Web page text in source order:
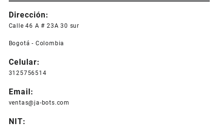
Dirección:
Calle 46 A # 23A 30 sur
Bogotá - Colombia
Celular:
3125756514
Email:
ventas@ja-bots.com
NIT: